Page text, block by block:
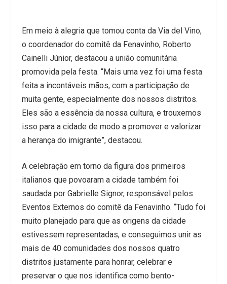
Em meio à alegria que tomou conta da Via del Vino,
o coordenador do comitê da Fenavinho, Roberto
Cainelli Júnior, destacou a união comunitária
promovida pela festa. “Mais uma vez foi uma festa
feita a incontáveis mãos, com a participação de
muita gente, especialmente dos nossos distritos.
Eles são a essência da nossa cultura, e trouxemos
isso para a cidade de modo a promover e valorizar
a herança do imigrante”, destacou.
A celebração em torno da figura dos primeiros
italianos que povoaram a cidade também foi
saudada por Gabrielle Signor, responsável pelos
Eventos Externos do comitê da Fenavinho. “Tudo foi
muito planejado para que as origens da cidade
estivessem representadas, e conseguimos unir as
mais de 40 comunidades dos nossos quatro
distritos justamente para honrar, celebrar e
preservar o que nos identifica como bento-